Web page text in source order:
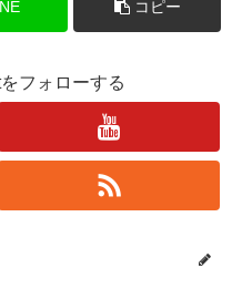
コピー
フォローする